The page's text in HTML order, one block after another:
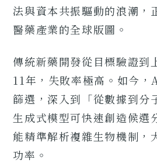
法與資本共振驅動的浪潮，
醫藥產業的全球版圖。
傳統新藥開發從目標驗證到
11年，失敗率極高。如今
篩選，深入到「從數據到分
生成式模型可快速創造候選
能精準解析複雜生物機制，
功率。